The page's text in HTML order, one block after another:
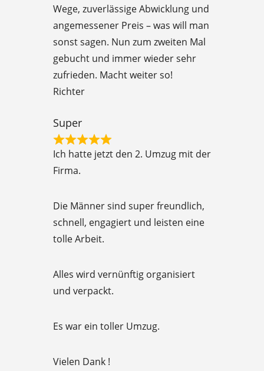
d
5
t
o
f
Wege, zuverlässige Abwicklung und
angemessener Preis – was will man
sonst sagen. Nun zum zweiten Mal
gebucht und immer wieder sehr
zufrieden. Macht weiter so!
Richter
Super
R
d
5
o
t
o
5
Ich hatte jetzt den 2. Umzug mit der
Firma.
Die Männer sind super freundlich,
schnell, engagiert und leisten eine
tolle Arbeit.
Alles wird vernünftig organisiert
und verpackt.
Es war ein toller Umzug.
Vielen Dank !